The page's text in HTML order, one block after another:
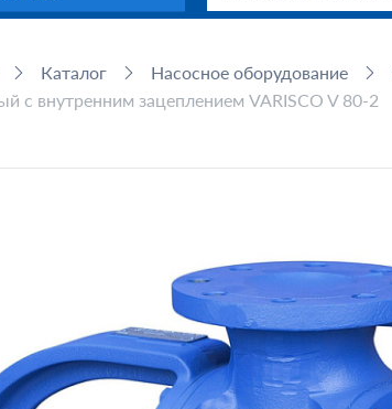
Каталог Насосное оборудование
с внутренним зацеплением VARISCO V 80-2